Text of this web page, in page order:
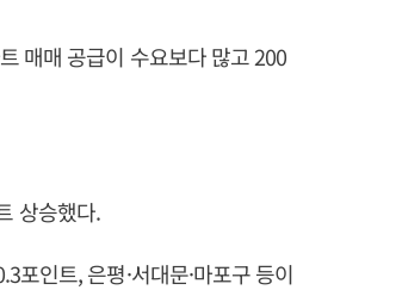
매매 공급이 수요보다 많고 200
상승했다.
포인트, 은평·서대문·마포구 등이